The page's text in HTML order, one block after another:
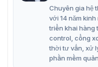
Đạt chuẩn IP65 về
Có thể lắp đặt trong
cần mái che.
Đèn LED hiển thị
Chuyên gia hệ
với 14 năm
triển khai hàng
control, cổng
thời tư vấn, xử
phần mềm